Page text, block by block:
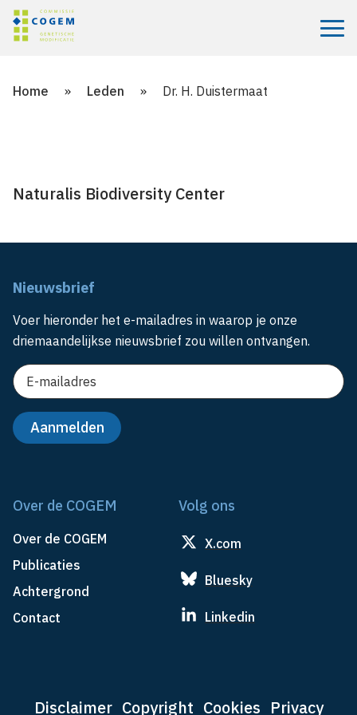
Menu
Home » Leden » Dr. H. Duistermaat
Naturalis Biodiversity Center
Nieuwsbrief
Voer hieronder het e-mailadres in waarop je onze
driemaandelijkse nieuwsbrief zou willen ontvangen.
Over de COGEM
Over de COGEM
Publicaties
Achtergrond
Contact
Volg ons
X.com
Bluesky
Linkedin
Disclaimer Copyright Cookies Privacy